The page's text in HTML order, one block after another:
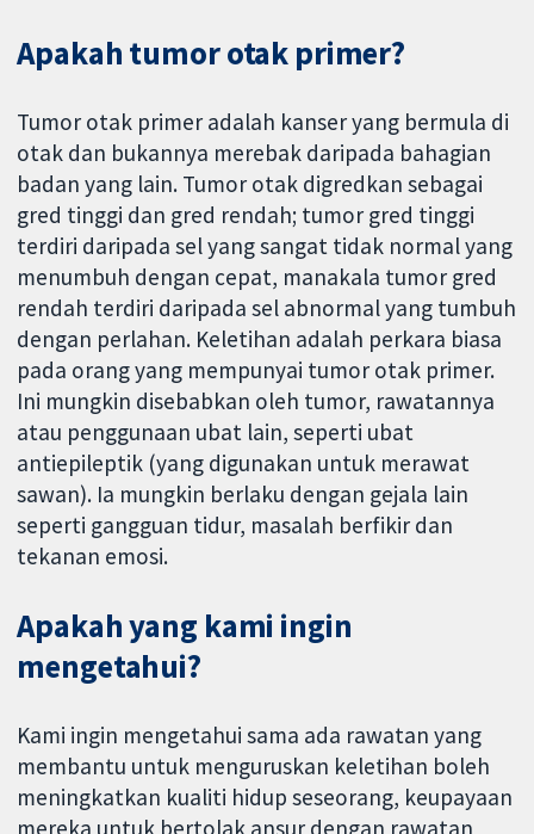
Apakah tumor otak primer?
Tumor otak primer adalah kanser yang bermula di
otak dan bukannya merebak daripada bahagian
badan yang lain. Tumor otak digredkan sebagai
gred tinggi dan gred rendah; tumor gred tinggi
terdiri daripada sel yang sangat tidak normal yang
menumbuh dengan cepat, manakala tumor gred
rendah terdiri daripada sel abnormal yang tumbuh
dengan perlahan. Keletihan adalah perkara biasa
pada orang yang mempunyai tumor otak primer.
Ini mungkin disebabkan oleh tumor, rawatannya
atau penggunaan ubat lain, seperti ubat
antiepileptik (yang digunakan untuk merawat
sawan). Ia mungkin berlaku dengan gejala lain
seperti gangguan tidur, masalah berfikir dan
tekanan emosi.
Apakah yang kami ingin
mengetahui?
Kami ingin mengetahui sama ada rawatan yang
membantu untuk menguruskan keletihan boleh
meningkatkan kualiti hidup seseorang, keupayaan
mereka untuk bertolak ansur dengan rawatan